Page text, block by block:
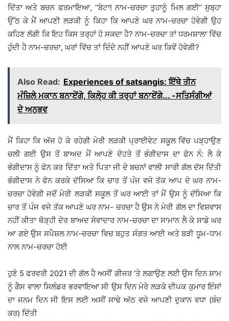
ਦਿੱਤਾ ਅਤੇ ਬਚਨ ਫਰਮਾਇਆ, ‘‘ਬੇਟਾ! ਨਾਮ-ਚਰਚਾ ਤੁਹਾਨੂੰ ਮਿਲ ਗਈ’’ ਸੁਬ੍ਹਾ
ਉੱਠ ਕੇ ਮੈਂ ਆਪਣੀ ਲੜਕੀ ਨੂੰ ਕਿਹਾ ਕਿ ਆਪਣੇ ਘਰ ਨਾਮ-ਚਰਚਾ ਹੋਵੇਗੀ ਉਹ
ਕਹਿਣ ਲੱਗੀ ਕਿ ਇਹ ਕਿਸ ਤਰ੍ਹਾਂ ਹੋ ਸਕਦਾ ਹੈ? ਨਾਮ-ਚਰਚਾ ਤਾਂ ਧਰਮਸ਼ਾਲਾ ਵਿੱਚ
ਹੁੰਦੀ ਹੈ ਨਾਮ-ਚਰਚਾ, ਘਰਾਂ ਵਿੱਚ ਤਾਂ ਦਿੰਦੇ ਨਹੀਂ ਆਪਣੇ ਘਰ ਕਿਵੇਂ ਹੋਵੇਗੀ?
Also Read: Experiences of satsangis: ਇੱਥੇ ਤੀਨ
ਮੰਜ਼ਿਲੇ ਮਕਾਨ ਬਨਾਏਂਗੇ, ਕਿਲੇ੍ਹ ਕੀ ਤਰ੍ਹਾਂ ਬਨਾਏਂਗੇ... -ਸਤਿਸੰਗੀਆਂ
ਦੇ ਅਨੁਭਵ
ਮੈਂ ਕਿਹਾ ਕਿ ਅੱਜ ਹੋ ਕੇ ਰਹੇਗੀ ਮੇਰੀ ਲੜਕੀ ਪ੍ਰਾਈਵੇਟ ਸਕੂਲ ਵਿੱਚ ਪੜ੍ਹਾਉਣ
ਚਲੀ ਗਈ ਉਸ ਤੋਂ ਬਾਅਦ ਮੈਂ ਆਪਣੇ ਦੋਹਤੇ ਤੋਂ ਭੰਗੀਦਾਸ ਦਾ ਫੋਨ ਨੰ: ਲੈ ਕੇ
ਭੰਗੀਦਾਸ ਨੂੰ ਫੋਨ ਕਰ ਦਿੱਤਾ ਅਤੇ ਪਿਤਾ ਜੀ ਦੇ ਬਚਨਾਂ ਵਾਲੀ ਸਾਰੀ ਗੱਲ ਦੱਸ ਦਿੱਤੀ
ਭੰਗੀਦਾਸ ਨੇ ਫੋਨ ਕਰਕੇ ਦੱਸਿਆ ਕਿ ਚਾਰ ਤੋਂ ਪੰਜ ਵਜੇ ਤੱਕ ਆਪ ਦੇ ਘਰ ਨਾਮ-
ਚਰਚਾ ਹੋਵੇਗੀ ਜਦੋਂ ਮੇਰੀ ਲੜਕੀ ਸਕੂਲ ਤੋਂ ਘਰ ਆਈ ਤਾਂ ਮੈਂ ਉਸ ਨੂੰ ਦੱਸਿਆ ਕਿ
ਚਾਰ ਤੋਂ ਪੰਜ ਵਜੇ ਤੱਕ ਆਪਣੇ ਘਰ ਨਾਮ- ਚਰਚਾ ਹੈ ਉਸ ਨੇ ਮੇਰੀ ਗੱਲ ਦਾ ਵਿਸ਼ਵਾਸ
ਨਹੀਂ ਕੀਤਾ ਥੋੜ੍ਹੀ ਦੇਰ ਬਾਅਦ ਸੇਵਾਦਾਰ ਨਾਮ-ਚਰਚਾ ਦਾ ਸਾਮਾਨ ਲੈ ਕੇ ਸਾਡੇ ਘਰ
ਆ ਗਏ ਉਸ ਸਪੈਸ਼ਲ ਨਾਮ-ਚਰਚਾ ਵਿਚ ਬਹੁਤ ਸੰਗਤ ਆਈ ਅਤੇ ਬੜੀ ਧੂਮ-ਧਾਮ
ਨਾਲ ਨਾਮ-ਚਰਚਾ ਹੋਈ
ਹੁਣੇ 5 ਫਰਵਰੀ 2021 ਦੀ ਗੱਲ ਹੈ ਅਸੀਂ ਗੀਜਰ ’ਤੇ ਲਗਾਉਣ ਲਈ ਉਸ ਦਿਨ ਸ਼ਾਮ
ਨੂੰ ਗੈਸ ਵਾਲਾ ਸਿਲੰਡਰ ਭਰਵਾਇਆ ਸੀ ਉਸ ਦਿਨ ਮੇਰੇ ਲੜਕੇ ਦੀਪਕ ਕੁਮਾਰ ਇੰਸਾਂ
ਦਾ ਜਨਮ ਦਿਨ ਸੀ ਇਸ ਲਈ ਅਸੀਂ ਸਾਢੇ ਅੱਠ ਵਜੇ ਆਪਣੀ ਦੁਕਾਨ ਵਧਾ (ਬੰਦ
ਕਰ) ਦਿੱਤੀ